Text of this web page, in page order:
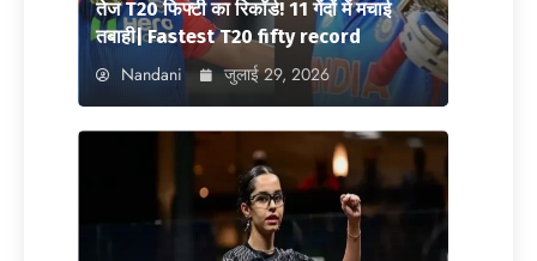
तेज T20 फिफ्टी का रिकॉर्ड! 11 गेंदों में मचाई
तबाही| Fastest T20 fifty record
Nandani जुलाई 29, 2026